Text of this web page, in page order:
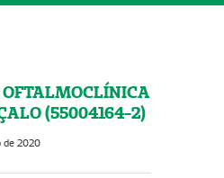
(55004164-2)
de 2020